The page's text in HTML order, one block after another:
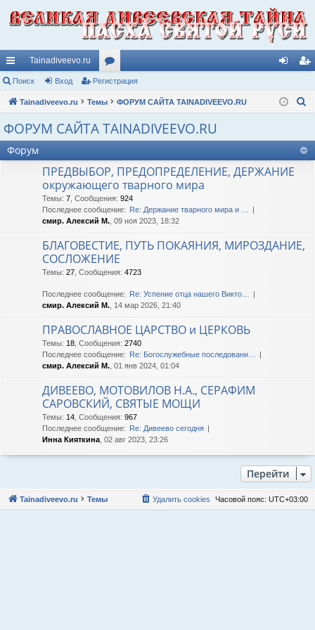
с
ы
лк
Tainadiveevo.ru
ор
ум
ы
д ис
ац
Поиск Вход Регистрация
Tainadiveevo.ru Темы ФОРУМ САЙТА TAINADIVEEVO.RU
к
ФОРУМ САЙТА TAINADIVEEVO.RU
Форум
ПРЕДВЫБОР, ПРЕДОПРЕДЕЛЕНИЕ, ДЕРЖАНИЕ
окружающего тварного мира
Темы: 7 Сообщения: 924
Последнее сообщение: Re: Держание тварного мира и …
смир. Алексий М. , 09 ноя 2023, 18:32
БЛАГОВЕСТИЕ, ПУТЬ ПОКАЯНИЯ, МИРОЗДАНИЕ,
СОСЛОЖЕНИЕ
Темы: 27 Сообщения: 4723
Последнее сообщение: Re: Успение отца нашего Викто…
смир. Алексий М. , 14 мар 2026, 21:40
ПРАВОСЛАВНОЕ ЦАРСТВО и ЦЕРКОВЬ
Темы: 18 Сообщения: 2740
Последнее сообщение: Re: Богослужебные последовани…
смир. Алексий М. , 01 янв 2024, 01:04
ДИВЕЕВО, МОТОВИЛОВ Н.А., СЕРАФИМ
САРОВСКИЙ, СВЯТЫЕ МОЩИ
Темы: 14 Сообщения: 967
Последнее сообщение: Re: Дивеево сегодня
Инна Кияткина , 02 авг 2023, 23:26
Перейти
Tainadiveevo.ru Темы Часовой пояс: UTC+03:00
Удалить cookies